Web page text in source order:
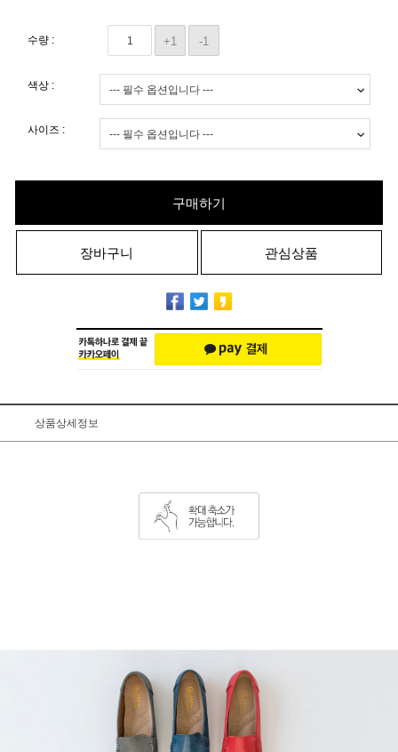
수량 : +1 -1
색상 :
사이즈 :
구매하기
장바구니 관심상품
상품상세정보